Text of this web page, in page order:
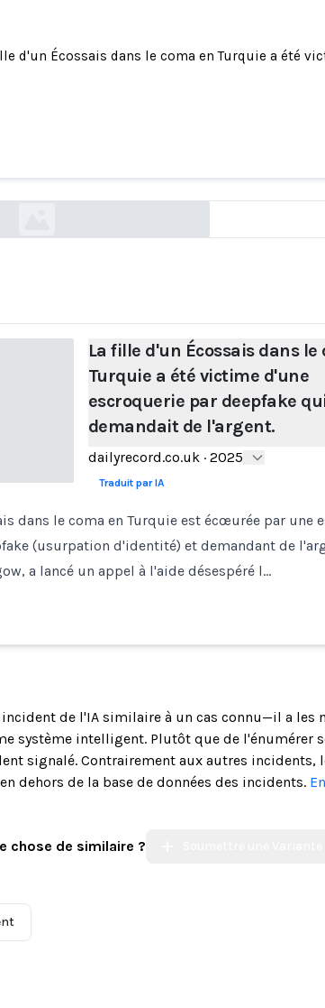
d'un Écossais dans le coma en Turquie a été
Écossais dans le coma en Turquie a
La fille d'un Écossais dans le
Turquie a été victime d'une
escroquerie par deepfake
demandait de l'argent.
dailyrecord.co.uk· 2025
Traduit par IA
dans le coma en Turquie est écœurée par une
(usurpation d'identité) et demandant de
a lancé un appel à l'aide désespéré l…
incident de l'IA similaire à un cas connu—il a les
système intelligent. Plutôt que de l'énumérer
signalé. Contrairement aux autres incidents,
dehors de la base de données des incidents.
chose de similaire ?